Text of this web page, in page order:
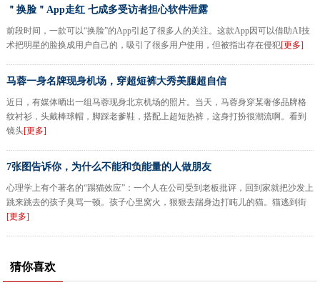
＂换脸＂App走红 七成多受访者担心软件泄露
前段时间，一款可以“换脸”的App引起了很多人的关注。这款App因可以借助AI技
术把明星的脸换成用户自己的，吸引了很多用户使用，但被指出存在侵犯[更多]
马蓉一身名牌现身机场，穿超短裤大秀美腿超自信
近日，有媒体晒出一组马蓉现身北京机场的照片。当天，马蓉身穿某奢侈品牌格
纹衬衫，头戴棒球帽，脚踩老爹鞋，搭配上超短热裤，这身打扮很潮流啊。看到
镜头[更多]
7张图告诉你，为什么不能和负能量的人做朋友
心理学上有个著名的“踢猫效应”：一个人在公司受到老板批评，回到家就把沙发上
跳来跳去的孩子臭骂一顿。孩子心里窝火，狠狠去踹身边打盹儿的猫。猫逃到街
[更多]
猜你喜欢